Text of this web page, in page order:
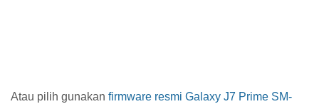
Atau pilih gunakan firmware resmi Galaxy J7 Prime SM-